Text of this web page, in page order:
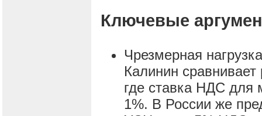
Ключевые
Чрезмерная
Калинин сравнивает
где ставка НДС для
1%. В России же